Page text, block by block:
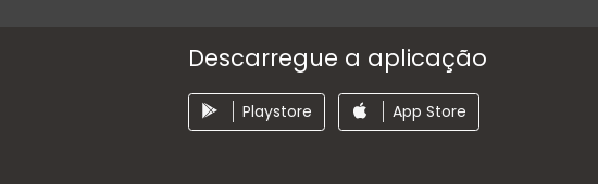
Descarregue a aplicação
Playstore App Store